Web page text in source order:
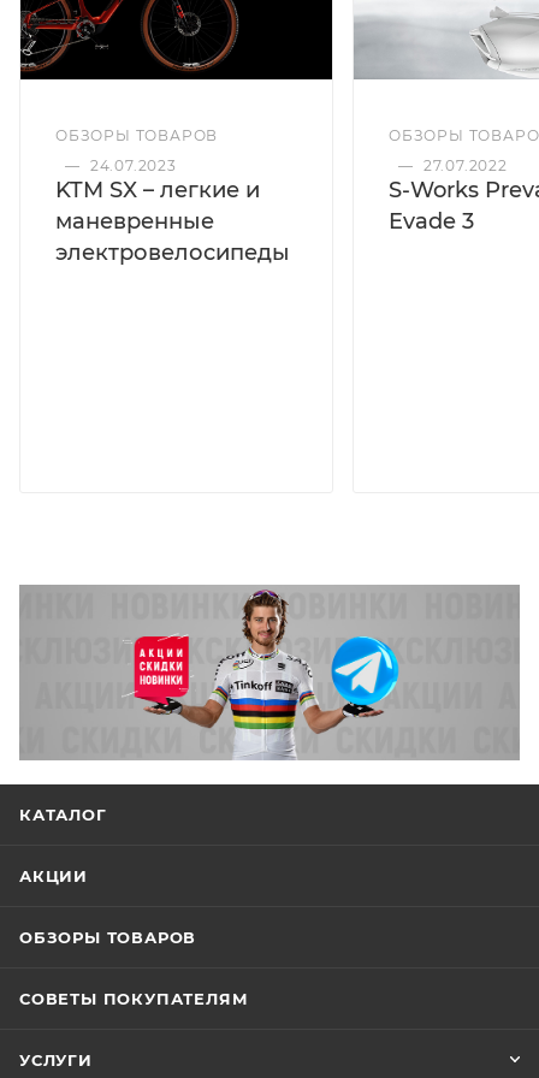
ОБЗОРЫ ТОВАРОВ
— 24.07.2023
KTM SX – легкие и
маневренные
электровелосипеды
ОБЗОРЫ
— 27.07.2022
S-Works
Evade 3
КАТАЛОГ
АКЦИИ
ОБЗОРЫ ТОВАРОВ
СОВЕТЫ ПОКУПАТЕЛЯМ
УСЛУГИ